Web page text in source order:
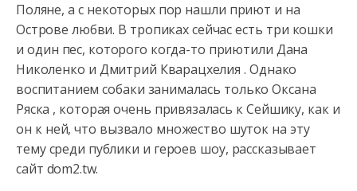
Поляне, а с некоторыхпор нашли приют и на
Острове любви. В тропиках сейчас есть три кошки
и один пес, которого когда-то приютили Дана
Николенко и Дмитрий Кварацхелия . Однако
воспитанием собаки занималась только Оксана
Ряска , которая очень привязалась к Сейшику, как и
он к ней, что вызвало множество шуток на эту
тему среди публики и героев шоу, рассказывает
сайт dom2.tw.